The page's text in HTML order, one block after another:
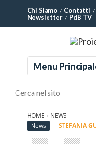
Chi Siamo Contatti
Newsletter
PdB TV
HOME » NEWS
News
STEFANIA